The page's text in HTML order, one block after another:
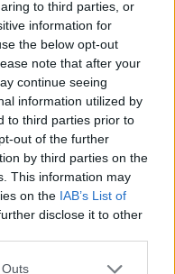
to third parties, or
information for
the below opt-out
note that after your
continue seeing
information utilized by
to third parties prior to
out of the further
by third parties on the
This information may
on the IAB’s List of
disclose it to other
του οδικού
στον
την οδική
των
φανάρι ή η
γίνονται αιτία
κάμερες θα
Ελληνική
ψηφιακού